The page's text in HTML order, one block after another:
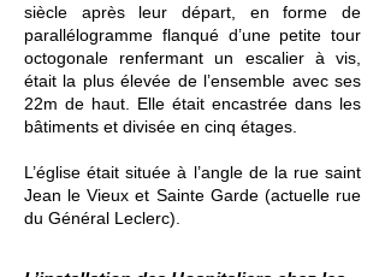
siècle après leur départ, en forme de
parallélogramme flanqué d’une petite tour
octogonale renfermant un escalier à vis,
était la plus élevée de l’ensemble avec ses
22m de haut. Elle était encastrée dans les
bâtiments et divisée en cinq étages.
L’église était située à l’angle de la rue saint
Jean le Vieux et Sainte Garde (actuelle rue
du Général Leclerc).